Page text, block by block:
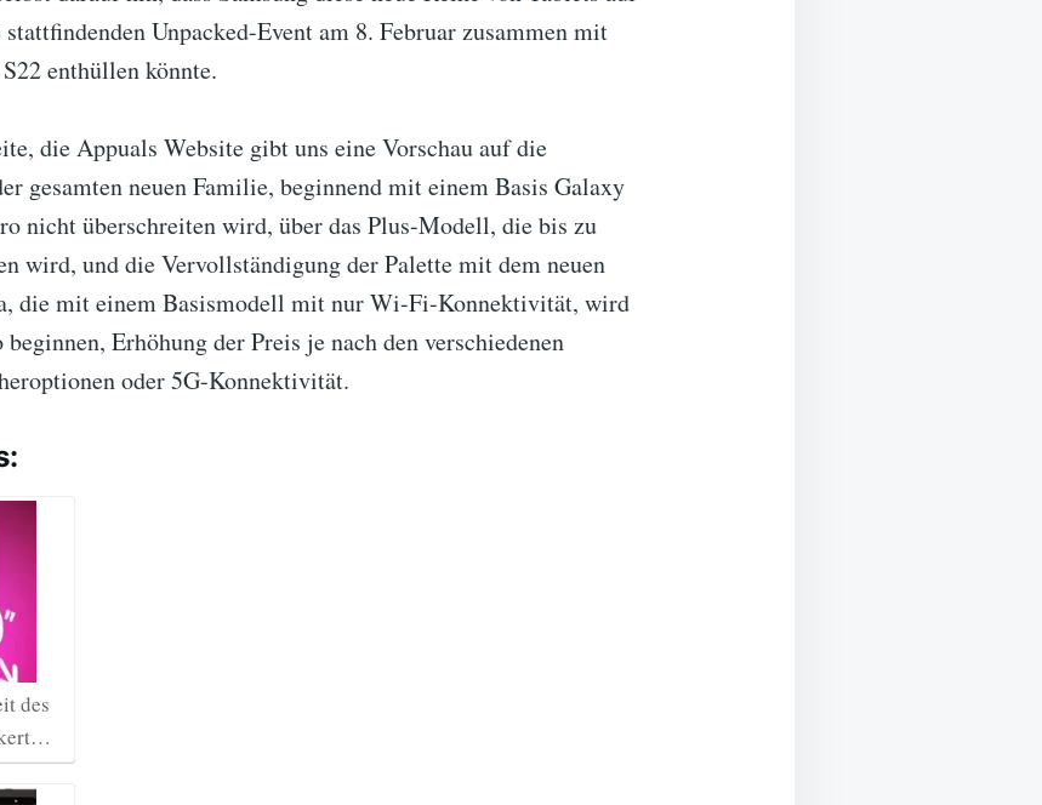
stattfindenden Unpacked-Event am 8. Februar zusammen mit
enthüllen könnte.
die Appuals Website gibt uns eine Vorschau auf die
gesamten neuen Familie, beginnend mit einem Basis Galaxy
nicht überschreiten wird, über das Plus-Modell, die bis zu
wird, und die Vervollständigung der Palette mit dem neuen
die mit einem Basismodell mit nur Wi-Fi-Konnektivität, wird
Erhöhung der Preis je nach den verschiedenen
oder 5G-Konnektivität.
des